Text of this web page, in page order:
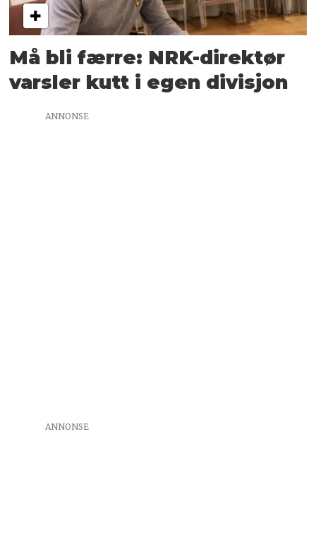
Må bli færre: NRK-direktør
varsler kutt i egen divisjon
ANNONSE
ANNONSE